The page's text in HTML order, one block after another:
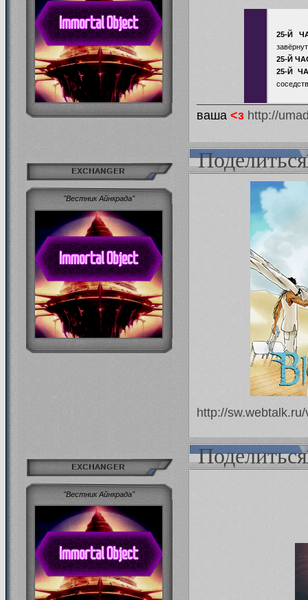
25-Й
25-Й
25-Й
ваша <з http://
Поделиться
EXCHANGER
"Вестник Айнкрада"
http://
Поделиться
EXCHANGER
"Вестник Айнкрада"